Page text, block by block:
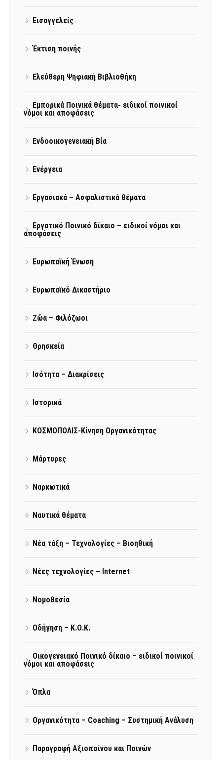
Εισαγγελείς
Έκτιση ποινής
Ελεύθερη Ψηφιακή Βιβλιοθήκη
Εμπορικά Ποινικά θέματα- ειδικοί ποινικοί
νόμοι και αποφάσεις
Ενδοοικογενειακή Βία
Ενέργεια
Εργασιακά – Ασφαλιστικά θέματα
Εργατικό Ποινικό δίκαιο – ειδικοί νόμοι και
αποφάσεις
Ευρωπαϊκή Ένωση
Ευρωπαϊκό Δικαστήριο
Ζώα – Φιλόζωοι
Θρησκεία
Ισότητα – Διακρίσεις
Ιστορικά
ΚΟΣΜΟΠΟΛΙΣ-Κίνηση Οργανικότητας
Μάρτυρες
Ναρκωτικά
Ναυτικά θέματα
Νέα τάξη – Τεχνολογίες – Βιοηθική
Νέες τεχνολογίες – Internet
Νομοθεσία
Οδήγηση – Κ.Ο.Κ.
Οικογενειακό Ποινικό δίκαιο – ειδικοί ποινικοί
νόμοι και αποφάσεις
Όπλα
Οργανικότητα – Coaching – Συστημική Ανάλυση
Παραγραφή Αξιοποίνου και Ποινών